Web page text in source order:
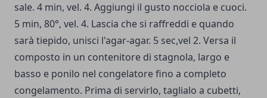
sale. 4 min, vel. 4. Aggiungi il gusto nocciola e cuoci.
5 min, 80°, vel. 4. Lascia che si raffreddi e quando
sarà tiepido, unisci l'agar-agar. 5 sec,vel 2. Versa il
composto in un contenitore di stagnola, largo e
basso e ponilo nel congelatore fino a completo
congelamento. Prima di servirlo, taglialo a cubetti,